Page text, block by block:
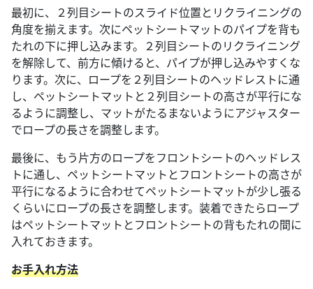
最初に、２列目シートのスライド位置とリクライニングの
角度を揃えます。次にペットシートマットのパイプを背も
たれの下に押し込みます。２列目シートのリクライニング
を解除して、前方に傾けると、パイプが押し込みやすくな
ります。次に、ロープを２列目シートのヘッドレストに通
し、ペットシートマットと２列目シートの高さが平行にな
るように調整し、マットがたるまないようにアジャスター
でロープの長さを調整します。
最後に、もう片方のロープをフロントシートのヘッドレス
トに通し、ペットシートマットとフロントシートの高さが
平行になるように合わせてペットシートマットが少し張る
くらいにロープの長さを調整します。装着できたらロープ
はペットシートマットとフロントシートの背もたれの間に
入れておきます。
お手入れ方法